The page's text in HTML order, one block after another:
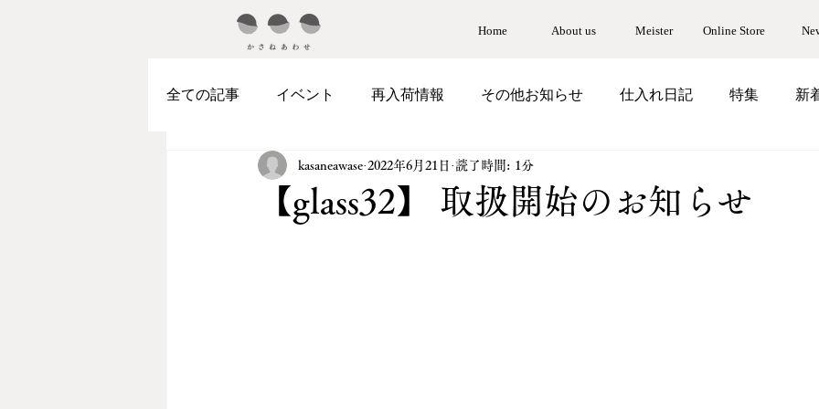
Home About us Meister Online Store
全ての記事 イベント 再入荷情報 その他お知らせ 仕入れ日記 特集 新
【glass32】 取扱開始のお知らせ
kasaneawase 2022年6月21日 読了時間: 1分